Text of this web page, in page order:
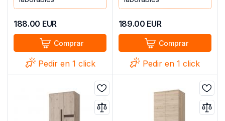
188.00 EUR
Comprar
Pedir en 1 click
189.00 EUR
Comprar
Pedir en 1 click